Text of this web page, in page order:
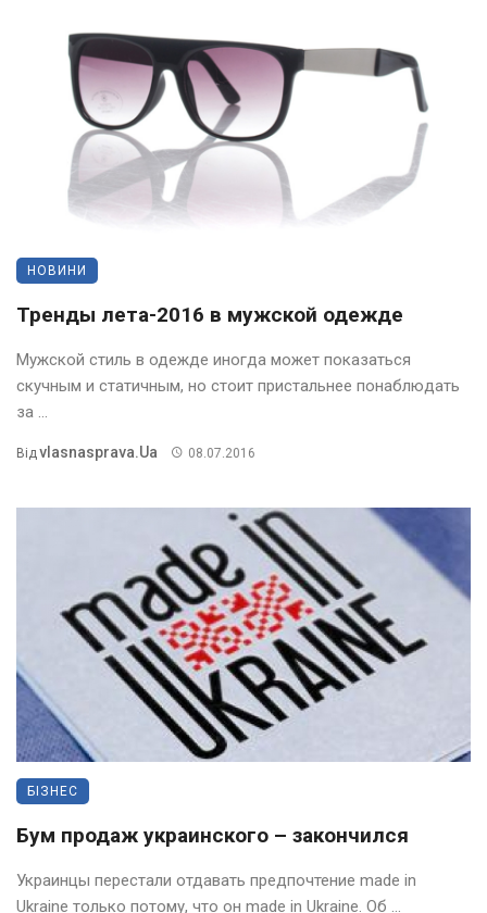
НОВИНИ
Тренды лета-2016 в мужской одежде
Мужской стиль в одежде иногда может показаться
скучным и статичным, но стоит пристальнее понаблюдать
за ...
Від Vlasnasprava.ua 08.07.2016
БІЗНЕС
Бум продаж украинского – закончился
Украинцы перестали отдавать предпочтение made in
Ukraine только потому, что он made in Ukraine. Об ...